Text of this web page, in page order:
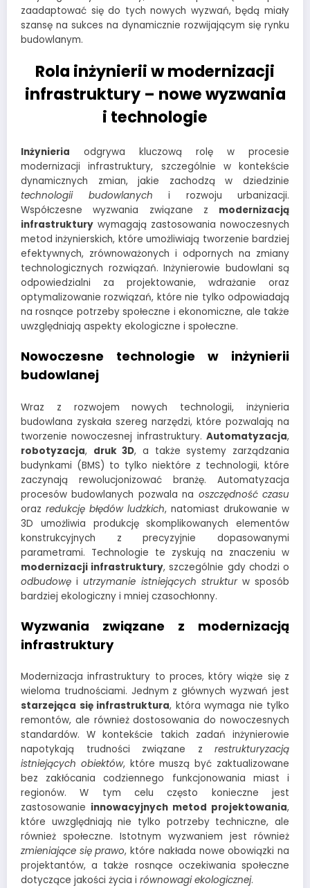
zaadaptować się do tych nowych wyzwań, będą miały
szansę na sukces na dynamicznie rozwijającym się rynku
budowlanym.
Rola inżynierii w modernizacji
infrastruktury – nowe wyzwania
i technologie
Inżynieria odgrywa kluczową rolę w procesie
modernizacji infrastruktury, szczególnie w kontekście
dynamicznych zmian, jakie zachodzą w dziedzinie
technologii budowlanych i rozwoju urbanizacji.
Współczesne wyzwania związane z modernizacją
infrastruktury wymagają zastosowania nowoczesnych
metod inżynierskich, które umożliwiają tworzenie bardziej
efektywnych, zrównoważonych i odpornych na zmiany
technologicznych rozwiązań. Inżynierowie budowlani są
odpowiedzialni za projektowanie, wdrażanie oraz
optymalizowanie rozwiązań, które nie tylko odpowiadają
na rosnące potrzeby społeczne i ekonomiczne, ale także
uwzględniają aspekty ekologiczne i społeczne.
Nowoczesne technologie w inżynierii
budowlanej
Wraz z rozwojem nowych technologii, inżynieria
budowlana zyskała szereg narzędzi, które pozwalają na
tworzenie nowoczesnej infrastruktury. Automatyzacja,
robotyzacja, druk 3D, a także systemy zarządzania
budynkami (BMS) to tylko niektóre z technologii, które
zaczynają rewolucjonizować branżę. Automatyzacja
procesów budowlanych pozwala na oszczędność czasu
oraz redukcję błędów ludzkich, natomiast drukowanie w
3D umożliwia produkcję skomplikowanych elementów
konstrukcyjnych z precyzyjnie dopasowanymi
parametrami. Technologie te zyskują na znaczeniu w
modernizacji infrastruktury, szczególnie gdy chodzi o
odbudowę iutrzymanie istniejących strukturw sposób
bardziej ekologiczny i mniej czasochłonny.
Wyzwania związane z modernizacją
infrastruktury
Modernizacja infrastruktury to proces, który wiąże się z
wieloma trudnościami. Jednym z głównych wyzwań jest
starzejąca się infrastruktura, która wymaga nie tylko
remontów, ale również dostosowania do nowoczesnych
standardów. W kontekście takich zadań inżynierowie
napotykają trudności związane z restrukturyzacją
istniejących obiektów, które muszą być zaktualizowane
bez zakłócania codziennego funkcjonowania miast i
regionów. W tym celu często konieczne jest
zastosowanie innowacyjnych metod projektowania,
które uwzględniają nie tylko potrzeby techniczne, ale
również społeczne. Istotnym wyzwaniem jest również
zmieniające się prawo, które nakłada nowe obowiązki na
projektantów, a także rosnące oczekiwania społeczne
dotyczące jakości życia i równowagi ekologicznej.